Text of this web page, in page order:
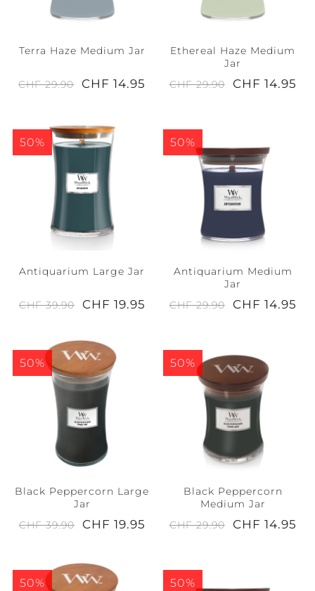
Terra Haze Medium Jar
CHF 29.90 CHF 14.95
Ethereal Haze Medium
Jar
CHF 29.90
CHF 14.95
50%
Antiquarium Large Jar
CHF 39.90 CHF 19.95
50%
Antiquarium Medium
Jar
CHF 29.90
CHF 14.95
50%
Black Peppercorn Large
Jar
CHF 39.90
CHF 19.95
50%
Black Peppercorn
Medium Jar
CHF 29.90
CHF 14.95
50% 50%